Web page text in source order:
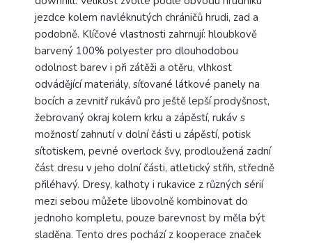
jezdce kolem navléknutých chráničů hrudi, zad a
podobně. Klíčové vlastnosti zahrnují: hloubkově
barvený 100% polyester pro dlouhodobou
odolnost barev i při zátěži a otěru, vlhkost
odvádějící materiály, síťované látkové panely na
bocích a zevnitř rukávů pro ještě lepší prodyšnost,
žebrovaný okraj kolem krku a zápěstí, rukáv s
možností zahnutí v dolní části u zápěstí, potisk
sítotiskem, pevné overlock švy, prodloužená zadní
část dresu v jeho dolní části, atletický střih, středně
přiléhavý. Dresy, kalhoty i rukavice z různých sérií
mezi sebou můžete libovolně kombinovat do
jednoho kompletu, pouze barevnost by měla být
sladěna. Tento dres pochází z kooperace značek